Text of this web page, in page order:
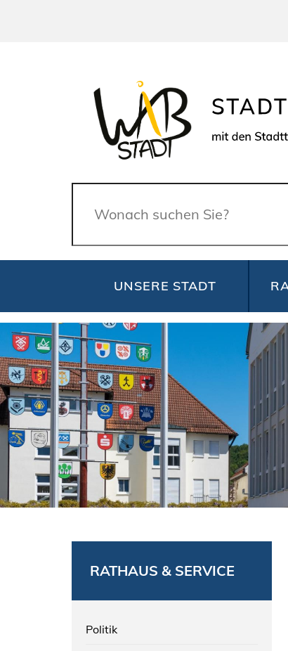
Suche
UNSERE STADT
RATHAUS & SERVICE
Politik